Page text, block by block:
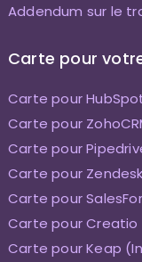
Addendum sur le
Carte pour
Carte pour
Carte pour
Carte pour
Carte pour
Carte pour
Carte pour Creatio
Carte pour Keap